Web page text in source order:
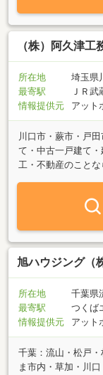
（株）阿久津工
所在地
埼玉県
最寄駅
ＪＲ
情報提供元
アット
川口市・蕨市・戸
て・中古一戸建て
工・不動産のこと
旭ハウジング（
所在地
千葉県
最寄駅
つくば
情報提供元
アット
千葉：流山・松戸
ま市内・草加・川